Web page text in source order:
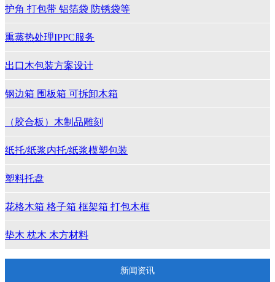
护角 打包带 铝箔袋 防锈袋等
熏蒸热处理IPPC服务
出口木包装方案设计
钢边箱 围板箱 可拆卸木箱
（胶合板）木制品雕刻
纸托/纸浆内托/纸浆模塑包装
塑料托盘
花格木箱 格子箱 框架箱 打包木框
垫木 枕木 木方材料
新闻资讯